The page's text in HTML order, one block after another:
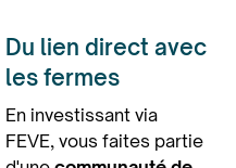
Du lien direct avec
les fermes
En investissant via
FEVE, vous faites partie